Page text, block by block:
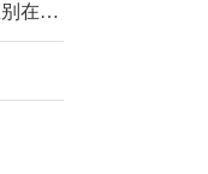
上呼吸道感染和支气管炎的区别在哪里？